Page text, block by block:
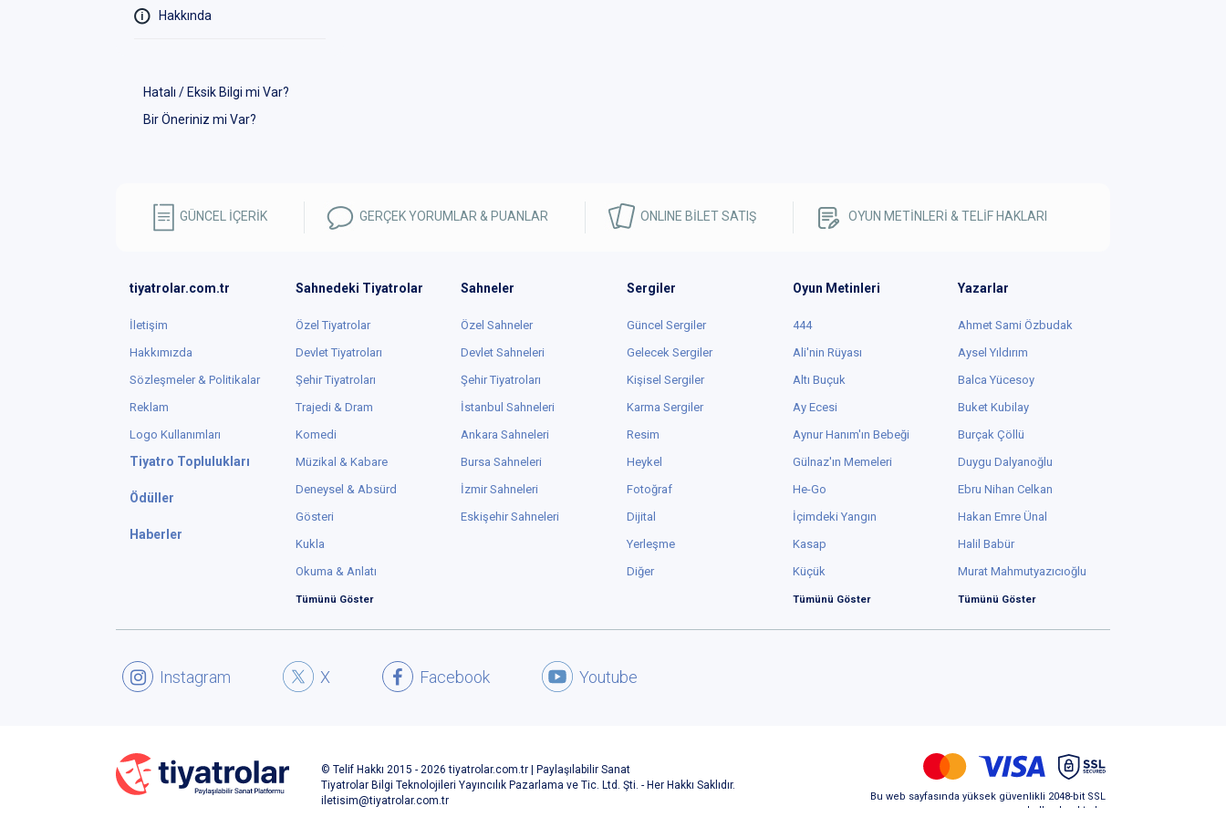
Hakkında
Hatalı / Eksik Bilgi mi Var?
Bir Öneriniz mi Var?
GÜNCEL İÇERİK GERÇEK YORUMLAR & PUANLAR ONLINE BİLET SATIŞ OYUN METİNLERİ & TELİF HAKLARI
tiyatrolar.com.tr
İletişim
Hakkımızda
Sözleşmeler & Politikalar
Reklam
Logo Kullanımları
Tiyatro Toplulukları
Ödüller
Haberler
Sahnedeki Tiyatrolar
Özel Tiyatrolar
Devlet Tiyatroları
Şehir Tiyatroları
Trajedi & Dram
Komedi
Müzikal & Kabare
Deneysel & Absürd
Gösteri
Kukla
Okuma & Anlatı
Tümünü Göster
Sahneler
Özel Sahneler
Devlet Sahneleri
Şehir Tiyatroları
İstanbul Sahneleri
Ankara Sahneleri
Bursa Sahneleri
İzmir Sahneleri
Eskişehir Sahneleri
Sergiler
Güncel Sergiler
Gelecek Sergiler
Kişisel Sergiler
Karma Sergiler
Resim
Heykel
Fotoğraf
Dijital
Yerleşme
Diğer
Oyun Metinleri
444
Ali'nin Rüyası
Altı Buçuk
Ay Ecesi
Aynur Hanım'ın Bebeği
Gülnaz'ın Memeleri
He-Go
İçimdeki Yangın
Kasap
Küçük
Tümünü Göster
Yazarlar
Ahmet Sami Özbudak
Aysel Yıldırım
Balca Yücesoy
Buket Kubilay
Burçak Çöllü
Duygu Dalyanoğlu
Ebru Nihan Celkan
Hakan Emre Ünal
Halil Babür
Murat Mahmutyazıcıoğlu
Tümünü Göster
Youtube
Facebook
X
Instagram
© Telif Hakkı 2015 - 2026 tiyatrolar.com.tr | Paylaşılabilir Sanat
Tiyatrolar Bilgi Teknolojileri Yayıncılık Pazarlama ve Tic. Ltd. Şti. - Her Hakkı Saklıdır.
iletisim@tiyatrolar.com.tr
Bu web sayfasında yüksek güvenlikli 2048-bit SSL
kullanılmaktadır.